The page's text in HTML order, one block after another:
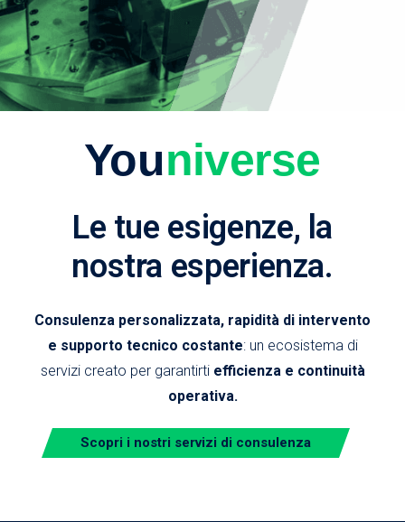
Youniverse
Le tue esigenze, la
nostra esperienza.
Consulenza personalizzata, rapidità di intervento
e supporto tecnico costante: un ecosistema di
servizi creato per garantirti efficienza e continuità
operativa.
Scopri i nostri servizi di consulenza